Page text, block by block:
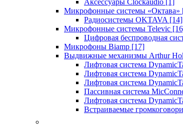
Аксессуары Clockaudio [1]
Микрофонные системы «Октава»
Радиосистемы OKTAVA [14]
Микрофонные системы Televic
Цифровая беспроводная
Микрофоны Biamp [17]
Выдвижные механизмы Arthur
Лифтовая система
Лифтовая система
Лифтовая система
Пассивная система
Лифтовая система
Встраиваемые